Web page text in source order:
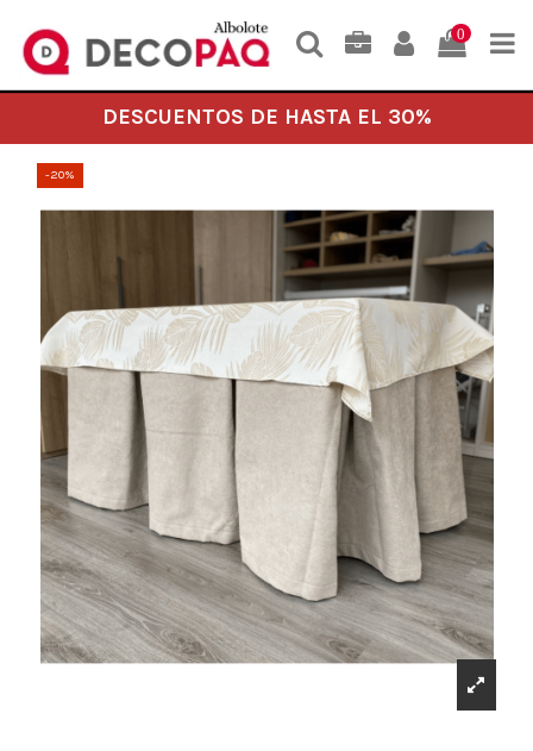
0
DESCUENTOS DE HASTA EL 30%
-20%